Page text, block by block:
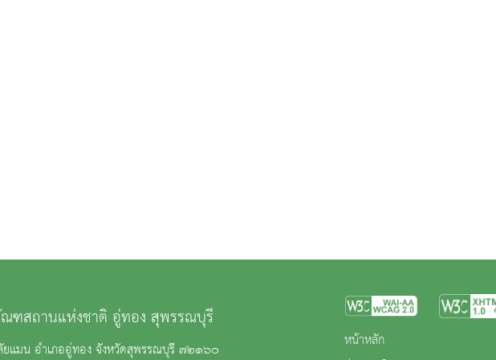
ฑสถานแห่งชาติ อู่ทอง สุพรรณบุรี
แมน อำเภออู่ทอง จังหวัดสุพรรณบุรี ๗๒๑๖๐
หน้าหลัก